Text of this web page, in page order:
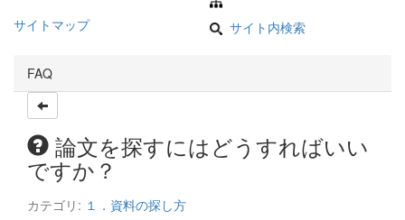
サイトマップ サイト内検索
FAQ
論文を探すにはどうすればいい
ですか？
カテゴリ: １．資料の探し方